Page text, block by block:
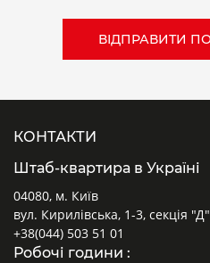
КОНТАКТИ
Штаб-квартира в Україні
04080, м. Київ
вул. Кирилівська, 1-3, секція "Д"
+38(044) 503 51 01
Робочі години :